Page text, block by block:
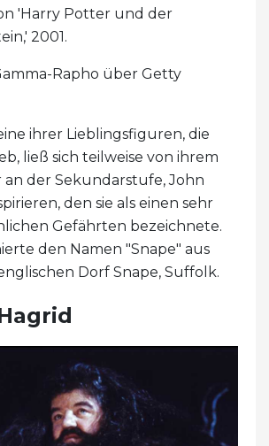
'Harry Potter und der
2001.
Rapho über Getty
ihrer Lieblingsfiguren, die
ließ sich teilweise von ihrem
der Sekundarstufe, John
den sie als einen sehr
Gefährten bezeichnete.
den Namen "Snape" aus
Dorf Snape, Suffolk.